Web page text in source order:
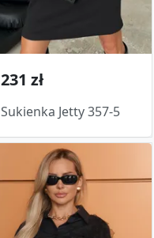
231 zł
Sukienka Jetty 357-5